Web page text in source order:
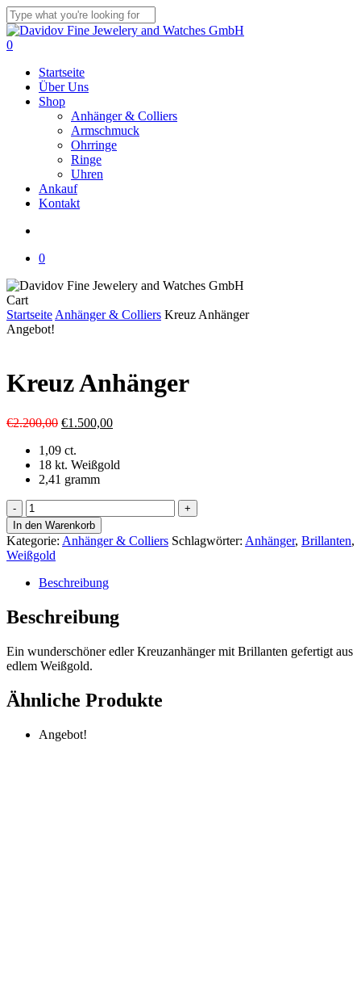
Skip
to
main
Close
Search
search
0
Startseite
Über Uns
Shop
Anhänger & Colliers
Armschmuck
Ohrringe
Ringe
Uhren
Ankauf
Kontakt
0
CartClose
Cart
Startseite Anhänger & Colliers Kreuz Anhänger
Angebot!
Kreuz Anhänger
€2.200,00 Ursprünglicher
war:
€2.200,00
€1.500,00Aktueller
€1.500,00.
1,09 ct.
18 kt. Weißgold
2,41 gramm
Kreuz
Anhänger
Menge
In den Warenkorb
Kategorie: Anhänger & Colliers Schlagwörter: Anhänger, Brillanten,
Weißgold
Beschreibung
Beschreibung
Ein wunderschöner edler Kreuzanhänger mit Brillanten gefertigt aus
edlem Weißgold.
Ähnliche Produkte
Angebot!